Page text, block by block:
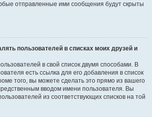
отправленные ими сообщения будут скрыты
пользователей в списках моих друзей и
в свой список двумя способами. В
есть ссылка для его добавления в список
того, вы можете сделать это прямо из вашего
вводом имени пользователя. Вы
из соответствующих списков на той